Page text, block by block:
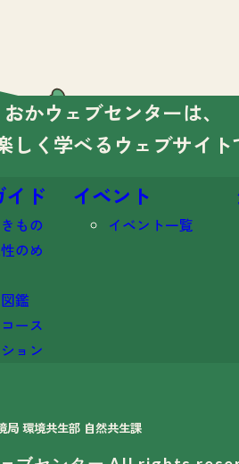
かウェブセンターは、
しく学べる ウェブサイト
イド
もの
のめ
鑑
ース
ョン
イベント
イベント一覧
局 環境共生部 自然共生課